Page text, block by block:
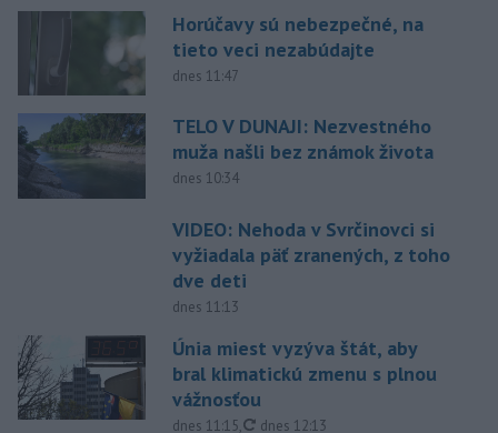
Horúčavy sú nebezpečné, na
tieto veci nezabúdajte
dnes 11:47
TELO V DUNAJI: Nezvestného
muža našli bez známok života
dnes 10:34
VIDEO: Nehoda v Svrčinovci si
vyžiadala päť zranených, z toho
dve deti
dnes 11:13
Únia miest vyzýva štát, aby
bral klimatickú zmenu s plnou
vážnosťou
dnes 11:15, aktualizované
dnes 12:13